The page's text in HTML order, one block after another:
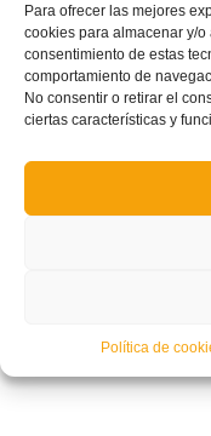
Para ofrecer las mejores
cookies para almacenar y/
consentimiento de estas
comportamiento de
No consentir o retirar el
ciertas características y
Política de